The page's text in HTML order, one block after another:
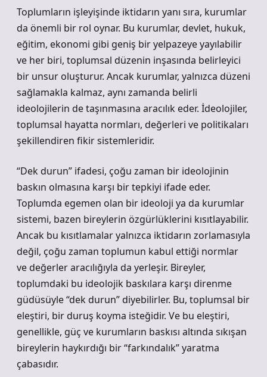
Toplumların işleyişinde iktidarın yanı sıra, kurumlar
da önemli bir rol oynar. Bu kurumlar, devlet, hukuk,
eğitim, ekonomi gibi geniş bir yelpazeye yayılabilir
ve her biri, toplumsal düzenin inşasında belirleyici
bir unsur oluşturur. Ancak kurumlar, yalnızca düzeni
sağlamakla kalmaz, aynı zamanda belirli
ideolojilerin de taşınmasına aracılık eder. İdeolojiler,
toplumsal hayatta normları, değerleri ve politikaları
şekillendiren fikir sistemleridir.
“Dek durun” ifadesi, çoğu zaman bir ideolojinin
baskın olmasına karşı bir tepkiyi ifade eder.
Toplumda egemen olan bir ideoloji ya da kurumlar
sistemi, bazen bireylerin özgürlüklerini kısıtlayabilir.
Ancak bu kısıtlamalar yalnızca iktidarın zorlamasıyla
değil, çoğu zaman toplumun kabul ettiği normlar
ve değerler aracılığıyla da yerleşir. Bireyler,
toplumdaki bu ideolojik baskılara karşı direnme
güdüsüyle “dek durun” diyebilirler. Bu, toplumsal bir
eleştiri, bir duruş koyma isteğidir. Ve bu eleştiri,
genellikle, güç ve kurumların baskısı altında sıkışan
bireylerin haykırdığı bir “farkındalık” yaratma
çabasıdır.